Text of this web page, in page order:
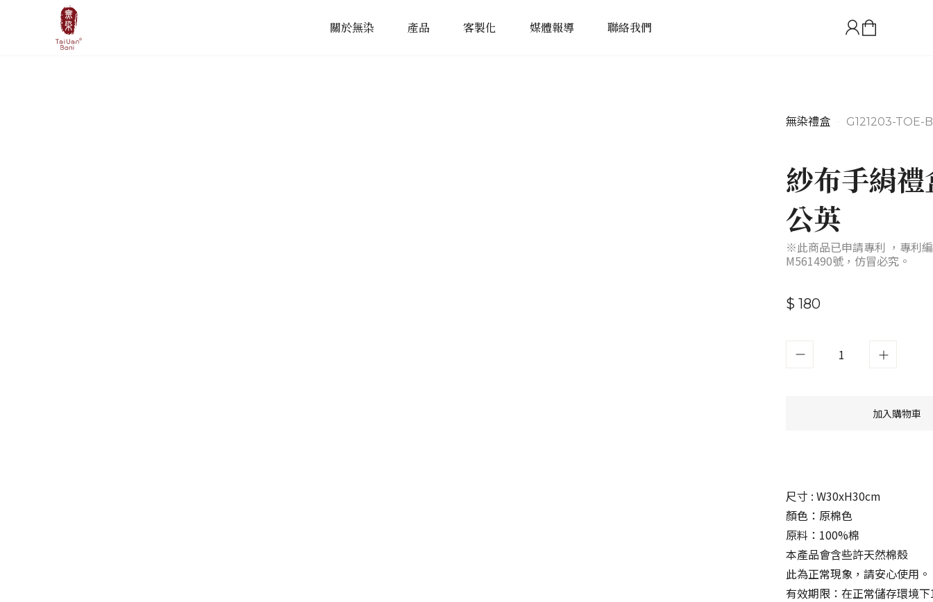
關於無染 產品 客製化 媒體報導 聯絡我們
無染禮盒 G121203-TOE-
紗布手絹
公英
※此商品已申請專利 ，專利
M561490號，仿冒必究。
$ 180
加入購物車
尺寸 : W30xH30cm
顏色：原棉色
原料：100%棉
本產品會含些許天然棉殼
此為正常現象，請安心使用。
有效期限：在正常儲存環境